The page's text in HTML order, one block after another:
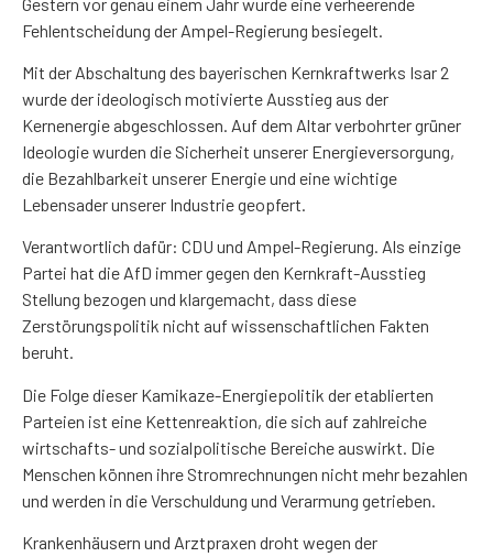
Fehlentscheidung der Ampel-Regierung besiegelt.
Mit der Abschaltung des bayerischen Kernkraftwerks Isar 2
wurde der ideologisch motivierte Ausstieg aus der
Kernenergie abgeschlossen. Auf dem Altar verbohrter grüner
Ideologie wurden die Sicherheit unserer Energieversorgung,
die Bezahlbarkeit unserer Energie und eine wichtige
Lebensader unserer Industrie geopfert.
Verantwortlich dafür: CDU und Ampel-Regierung. Als einzige
Partei hat die AfD immer gegen den Kernkraft-Ausstieg
Stellung bezogen und klargemacht, dass diese
Zerstörungspolitik nicht auf wissenschaftlichen Fakten
beruht.
Die Folge dieser Kamikaze-Energiepolitik der etablierten
Parteien ist eine Kettenreaktion, die sich auf zahlreiche
wirtschafts- und sozialpolitische Bereiche auswirkt. Die
Menschen können ihre Stromrechnungen nicht mehr bezahlen
und werden in die Verschuldung und Verarmung getrieben.
Krankenhäusern und Arztpraxen droht wegen der